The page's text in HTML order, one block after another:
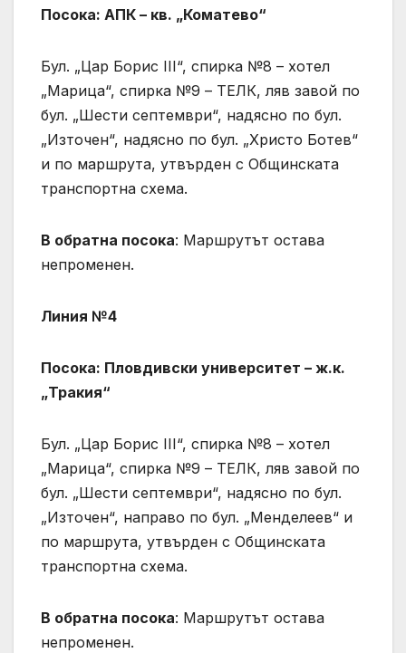
Посока: АПК – кв. „Коматево“
Бул. „Цар Борис III“, спирка №8 – хотел
„Марица“, спирка №9 – ТЕЛК, ляв завой по
бул. „Шести септември“, надясно по бул.
„Източен“, надясно по бул. „Христо Ботев“
и по маршрута, утвърден с Общинската
транспортна схема.
В обратна посока: Маршрутът остава
непроменен.
Линия №4
Посока: Пловдивски университет – ж.к.
„Тракия“
Бул. „Цар Борис III“, спирка №8 – хотел
„Марица“, спирка №9 – ТЕЛК, ляв завой по
бул. „Шести септември“, надясно по бул.
„Източен“, направо по бул. „Менделеев“ и
по маршрута, утвърден с Общинската
транспортна схема.
В обратна посока: Маршрутът остава
непроменен.